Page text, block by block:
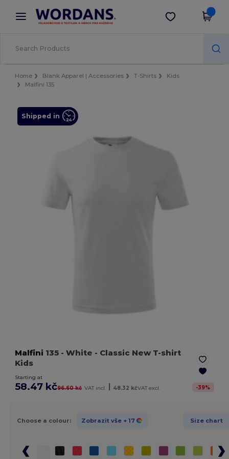
× Aplikace Wordans
Lepší ceny v aplikaci!
Stáhnout app
Home Blank Apparel | Accessories T-Shirts
Kids
Malfini 135
Shipped in
Malfini 135 - White - Classic New T-shirt
Kids
Starting at
58.47 kč96.60 kč VAT incl. | 48.32 kčVAT excl. -39%
Choose a colour: Zobrazit vše + 17 Size chart